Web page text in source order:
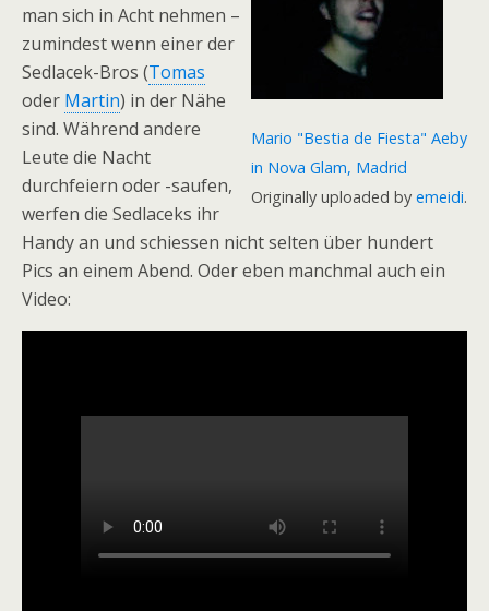
Mario "Bestia de Fiesta" Aeby
in Nova Glam, Madrid
Originally uploaded by emeidi.
man sich in Acht nehmen –
zumindest wenn einer der
Sedlacek-Bros (Tomas
oder Martin) in der Nähe
sind. Während andere
Leute die Nacht
durchfeiern oder -saufen,
werfen die Sedlaceks ihr
Handy an und schiessen nicht selten über hundert
Pics an einem Abend. Oder eben manchmal auch ein
Video: